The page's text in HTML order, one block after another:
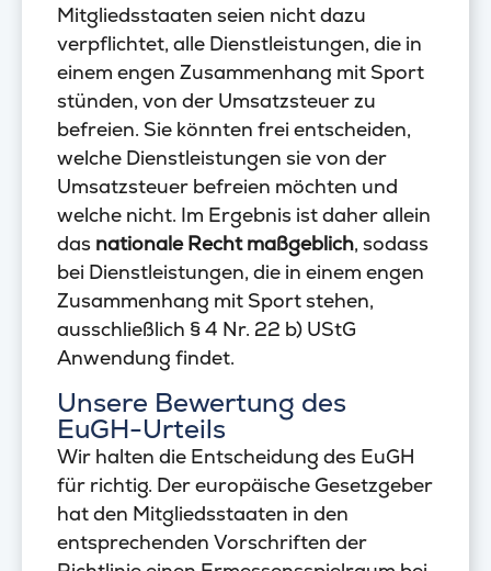
Mitgliedsstaaten seien nicht dazu
verpflichtet, alle Dienstleistungen, die in
einem engen Zusammenhang mit Sport
stünden, von der Umsatzsteuer zu
befreien. Sie könnten frei entscheiden,
welche Dienstleistungen sie von der
Umsatzsteuer befreien möchten und
welche nicht. Im Ergebnis ist daher allein
das nationale Recht maßgeblich, sodass
bei Dienstleistungen, die in einem engen
Zusammenhang mit Sport stehen,
ausschließlich § 4 Nr. 22 b) UStG
Anwendung findet.
Unsere Bewertung des
EuGH-Urteils
Wir halten die Entscheidung des EuGH
für richtig. Der europäische Gesetzgeber
hat den Mitgliedsstaaten in den
entsprechenden Vorschriften der